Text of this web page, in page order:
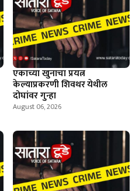
एकाच्या खुनाचा प्रयत्न
केल्याप्रकरणी शिवथर येथील
दोघांवर गुन्हा
August 06, 2026